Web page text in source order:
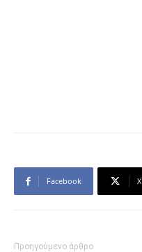
Facebook X
Προηγούμενο άρθρο